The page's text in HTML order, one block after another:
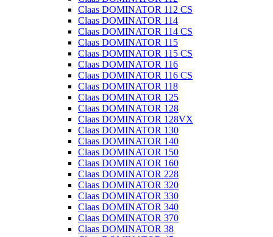
Claas DOMINATOR 112 CS
Claas DOMINATOR 114
Claas DOMINATOR 114 CS
Claas DOMINATOR 115
Claas DOMINATOR 115 CS
Claas DOMINATOR 116
Claas DOMINATOR 116 CS
Claas DOMINATOR 118
Claas DOMINATOR 125
Claas DOMINATOR 128
Claas DOMINATOR 128VX
Claas DOMINATOR 130
Claas DOMINATOR 140
Claas DOMINATOR 150
Claas DOMINATOR 160
Claas DOMINATOR 228
Claas DOMINATOR 320
Claas DOMINATOR 330
Claas DOMINATOR 340
Claas DOMINATOR 370
Claas DOMINATOR 38